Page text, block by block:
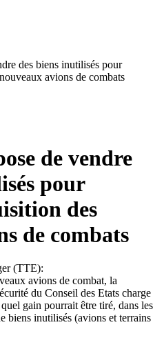
des biens inutilisés pour
avions de combats
de vendre
pour
des
de combats
(TTE):
avions de combat, la
du Conseil des Etats charge
gain pourrait être tiré, dans les
biens inutilisés (avions et terrains